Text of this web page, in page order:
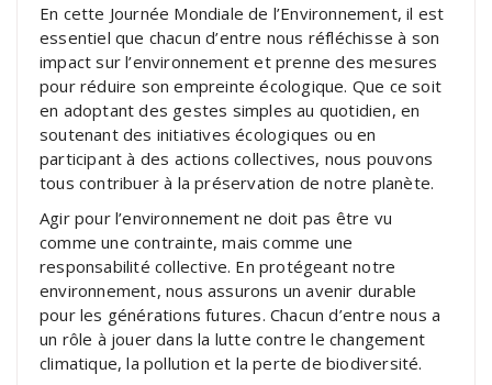
En cette Journée Mondiale de l’Environnement, il est
essentiel que chacun d’entre nous réfléchisse à son
impact sur l’environnement et prenne des mesures
pour réduire son empreinte écologique. Que ce soit
en adoptant des gestes simples au quotidien, en
soutenant des initiatives écologiques ou en
participant à des actions collectives, nous pouvons
tous contribuer à la préservation de notre planète.
Agir pour l’environnement ne doit pas être vu
comme une contrainte, mais comme une
responsabilité collective. En protégeant notre
environnement, nous assurons un avenir durable
pour les générations futures. Chacun d’entre nous a
un rôle à jouer dans la lutte contre le changement
climatique, la pollution et la perte de biodiversité.